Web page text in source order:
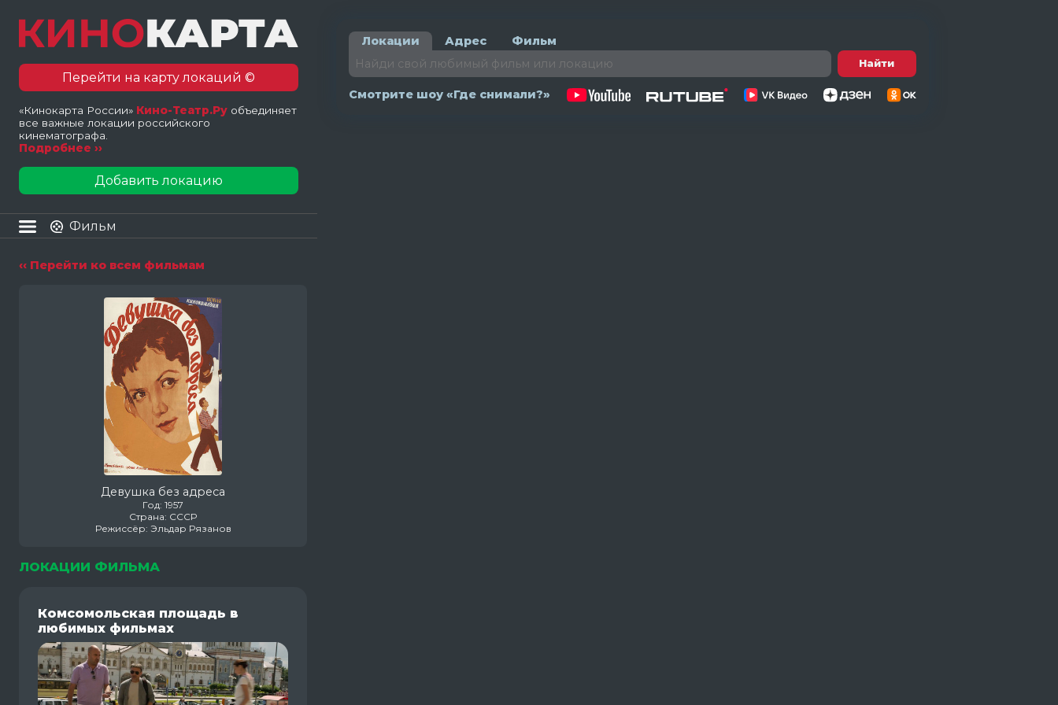
Перейти на карту локаций ©
«Кинокарта России» Кино-Театр.Ру объединяет
все важные локации российского
кинематографа.
Подробнее ››
Добавить локацию
Фильм
‹‹ Перейти ко всем фильмам
Девушка без адреса
Год: 1957
Страна: СССР
Режиссёр: Эльдар Рязанов
ЛОКАЦИИ ФИЛЬМА
Комсомольская площадь в
любимых фильмах
Локации Адрес Фильм
Найти
Смотрите шоу «Где снимали?»